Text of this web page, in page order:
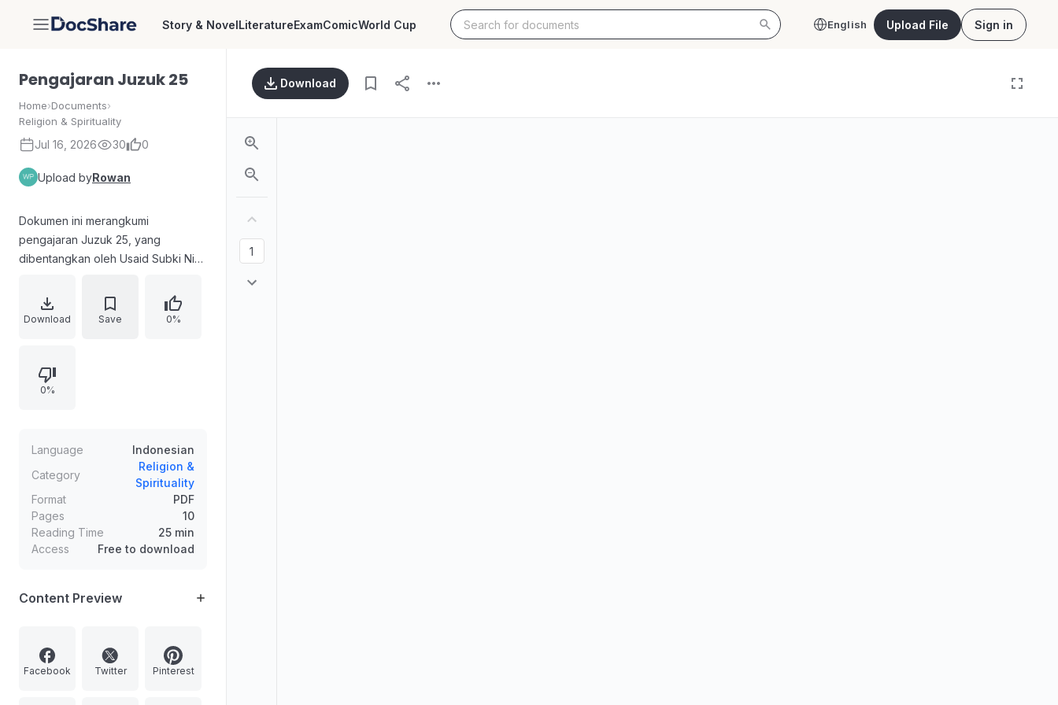
DocShare Story & NovelLiteratureExamComicWorld Cup English Upload File Sign in
Pengajaran Juzuk 25
Home›Documents›
Religion & Spirituality
Jul 16, 2026 30 0
Upload byRowan
Dokumen ini merangkumi
pengajaran Juzuk 25, yang
dibentangkan oleh Usaid Subki Nik
utama: mengejar keuntungan akhirat
berbanding dunia, penerimaan
melaksanakan perintah Allah,
persahabatan orang yang
agar dihindarkan azab. Dokumen ini
menekankan nilai-nilai Islam dan
panduan rohani berdasarkan surah-
surah Al-Quran.
Download Save 0%
0%
Language
Indonesian
Category
Religion &
Spirituality
Format
PDF
Pages
10
Reading Time
25 min
Access
Free to download
Content Preview
Facebook Twitter Pinterest
Download